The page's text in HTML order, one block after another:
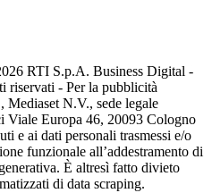
RTI S.p.A. Business Digital -
riservati - Per la pubblicità
N.V., sede legale
Viale Europa 46, 20093 Cologno
e ai dati personali trasmessi e/o
funzionale all’addestramento di
È altresì fatto divieto
di data scraping.